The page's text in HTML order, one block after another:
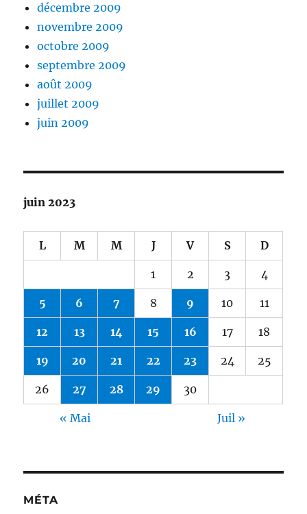
décembre 2009
novembre 2009
octobre 2009
septembre 2009
août 2009
juillet 2009
juin 2009
juin 2023
L M M J V S D
1 2 3 4
5 6 7 8 9 10 11
12 13 14 15 16 17 18
19 20 21 22 23 24 25
26 27 28 29 30
« Mai Juil »
MÉTA